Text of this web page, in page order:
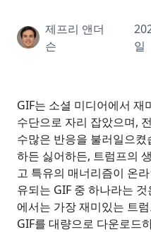
제프리 앤더
슨
일
GIF는 소셜 미디어에서 재
수단으로 자리 잡았으며,
수많은 반응을 불러일으
하든 싫어하든, 트럼프의
고 특유의 매너리즘이 온
유되는 GIF 중 하나라는
에서는 가장 재미있는 트
GIF를 대량으로 다운로드